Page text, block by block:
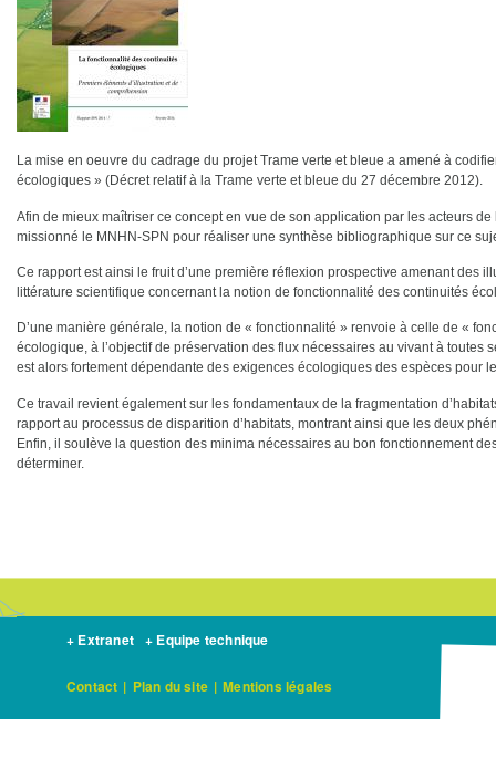
La mise en oeuvre du cadrage du projet Trame verte et bleue a amené à
écologiques » (Décret relatif à la Trame verte et bleue du 27 décembre 2012).
Afin de mieux maîtriser ce concept en vue de son application par les acteurs
missionné le MNHN-SPN pour réaliser une synthèse bibliographique sur ce
Ce rapport est ainsi le fruit d’une première réflexion prospective amenant des
littérature scientifique concernant la notion de fonctionnalité des continuités
D’une manière générale, la notion de « fonctionnalité » renvoie à celle de «
écologique, à l’objectif de préservation des flux nécessaires au vivant à toutes
est alors fortement dépendante des exigences écologiques des espèces pour
Ce travail revient également sur les fondamentaux de la fragmentation
rapport au processus de disparition d’habitats, montrant ainsi que les deux
Enfin, il soulève la question des minima nécessaires au bon fonctionnement
déterminer.
+ Extranet + Equipe technique
Contact | Plan du site | Mentions légales